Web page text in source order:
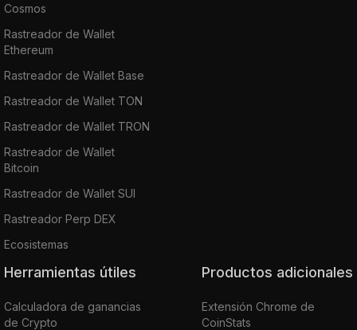
Cosmos
Rastreador de Wallet
Ethereum
Rastreador de Wallet Base
Rastreador de Wallet TON
Rastreador de Wallet TRON
Rastreador de Wallet
Bitcoin
Rastreador de Wallet SUI
Rastreador Perp DEX
Ecosistemas
Herramientas útiles
Calculadora de ganancias
de Crypto
Productos adicionales
Extensión Chrome de
CoinStats